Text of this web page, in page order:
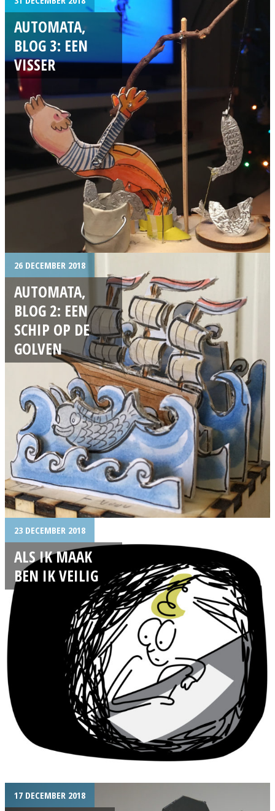
AUTOMATA,
BLOG 3: EEN
VISSER
26 DECEMBER 2018
AUTOMATA,
BLOG 2: EEN
SCHIP OP DE
GOLVEN
23 DECEMBER 2018
ALS IK MAAK
BEN IK VEILIG
17 DECEMBER 2018